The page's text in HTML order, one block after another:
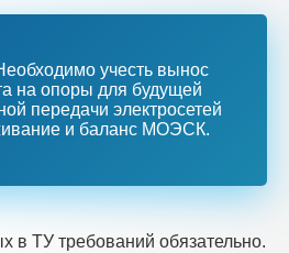
учесть вынос
на опоры для будущей
передачи электросетей
и баланс МОЭСК.
в ТУ требований обязательно.